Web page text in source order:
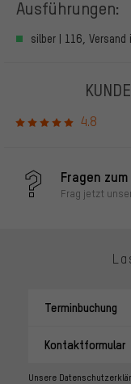
Ausführungen:
silber | 116,
4.8
Fragen
Frag jetzt
Terminbuchung
Kontaktformular
Unsere